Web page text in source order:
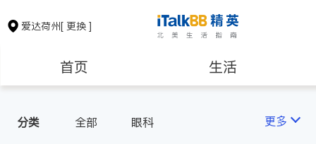
爱达荷州[ 更换 ]
首页 生活
分类 全部 眼科 更多